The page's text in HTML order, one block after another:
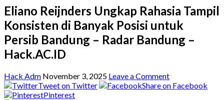
Eliano Reijnders Ungkap Rahasia Tampil
Konsisten di Banyak Posisi untuk
Persib Bandung – Radar Bandung –
Hack.AC.ID
Hack Adm November 3, 2025 Leave a Comment
Tweet on Twitter
Share on Facebook
Pinterest